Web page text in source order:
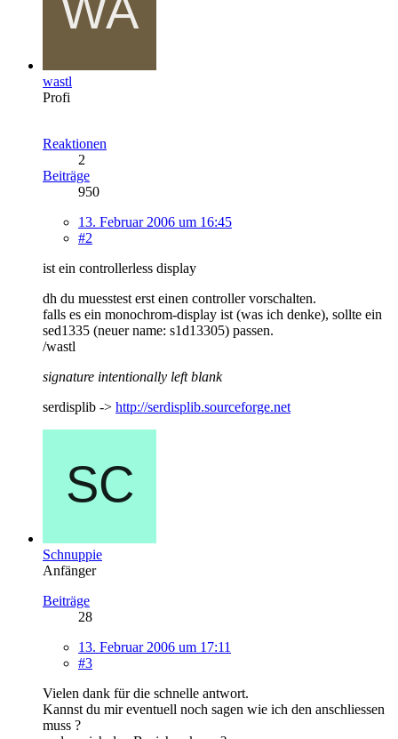
wastl
Profi
Reaktionen
2
Beiträge
950
13. Februar 2006 um 16:45
#2
ist ein controllerless display
dh du muesstest erst einen controller vorschalten.
falls es ein monochrom-display ist (was ich denke), sollte ein
sed1335 (neuer name: s1d13305) passen.
/wastl
signature intentionally left blank
serdisplib -> http://serdisplib.sourceforge.net
Schnuppie
Anfänger
Beiträge
28
13. Februar 2006 um 17:11
#3
Vielen dank für die schnelle antwort.
Kannst du mir eventuell noch sagen wie ich den anschliessen
muss ?